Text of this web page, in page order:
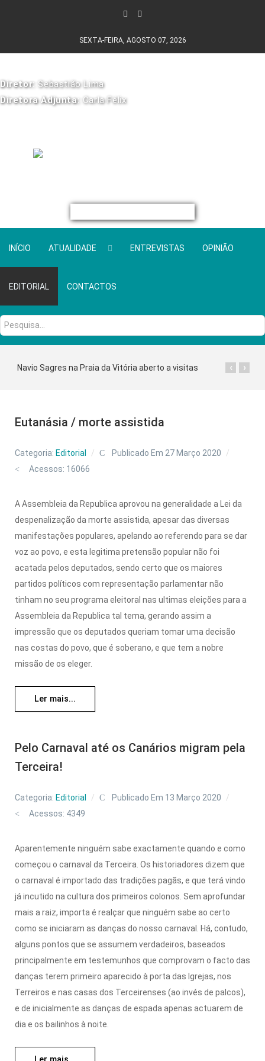
SEXTA-FEIRA, AGOSTO 07, 2026
Diretor: Sebastião Lima
Diretora Adjunta: Carla Félix
INÍCIO ATUALIDADE ENTREVISTAS OPINIÃO
EDITORIAL CONTACTOS
Pesquisa...
Navio Sagres na Praia da Vitória aberto a visitas ›
‹
Eutanásia / morte assistida
Categoria: Editorial
Publicado Em 27 Março 2020
Acessos: 16066
A Assembleia da Republica aprovou na generalidade a Lei da
despenalização da morte assistida, apesar das diversas
manifestações populares, apelando ao referendo para se dar
voz ao povo, e esta legitima pretensão popular não foi
acatada pelos deputados, sendo certo que os maiores
partidos políticos com representação parlamentar não
tinham no seu programa eleitoral nas ultimas eleições para a
Assembleia da Republica tal tema, gerando assim a
impressão que os deputados queriam tomar uma decisão
nas costas do povo, que é soberano, e que tem a nobre
missão de os eleger.
Ler mais...
Pelo Carnaval até os Canários migram pela
Terceira!
Categoria: Editorial
Publicado Em 13 Março 2020
Acessos: 4349
Aparentemente ninguém sabe exactamente quando e como
começou o carnaval da Terceira. Os historiadores dizem que
o carnaval é importado das tradições pagãs, e que terá vindo
já incutido na cultura dos primeiros colonos. Sem aprofundar
mais a raiz, importa é realçar que ninguém sabe ao certo
como se iniciaram as danças do nosso carnaval. Há, contudo,
alguns pontos que se assumem verdadeiros, baseados
principalmente em testemunhos que comprovam o facto das
danças terem primeiro aparecido à porta das Igrejas, nos
Terreiros e nas casas dos Terceirenses (ao invés de palcos),
e de inicialmente as danças de espada apenas actuarem de
dia e os bailinhos à noite.